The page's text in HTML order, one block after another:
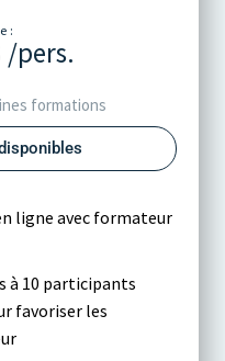
:
/pers.
formations
ligne avec formateur
à 10 participants
favoriser les